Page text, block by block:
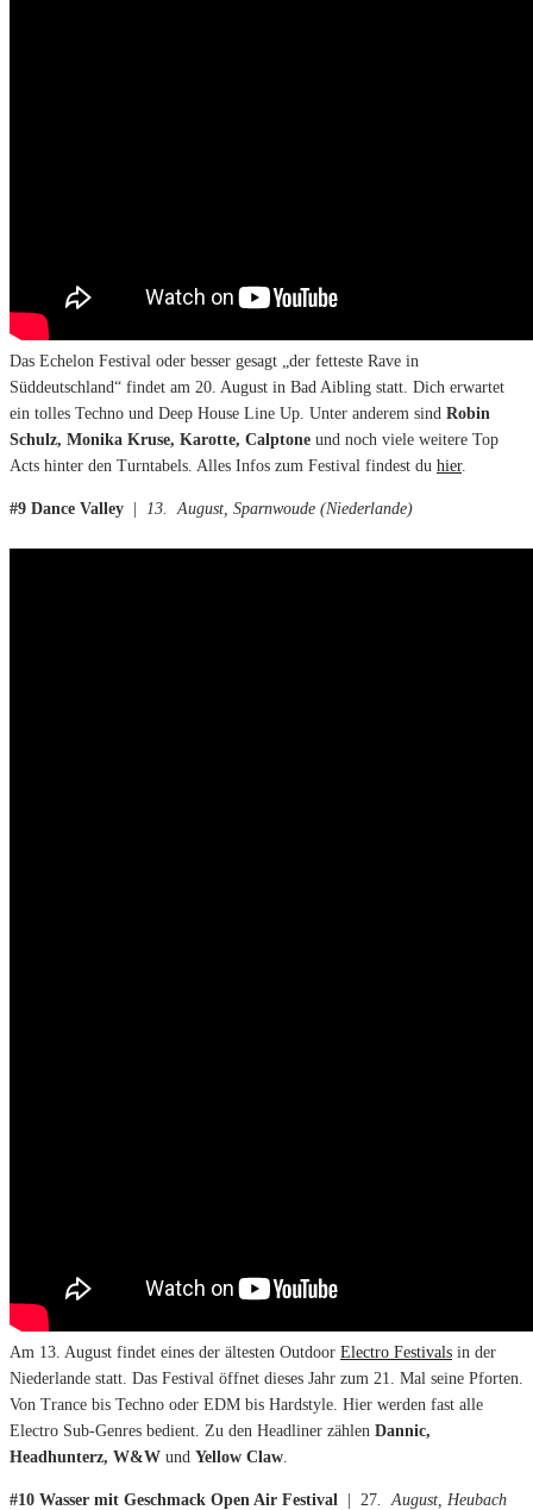
Das Echelon Festival oder besser gesagt „der fetteste Rave in
Süddeutschland“ findet am 20. August in Bad Aibling statt. Dich erwartet
ein tolles Techno und Deep House Line Up. Unter anderem sind Robin
Schulz, Monika Kruse, Karotte, Calptone und noch viele weitere Top
Acts hinter den Turntabels. Alles Infos zum Festival findest du hier.
#9 Dance Valley 13. August, Sparnwoude (Niederlande)
Am 13. August findet eines der ältesten Outdoor Electro Festivals in der
Niederlande statt. Das Festival öffnet dieses Jahr zum 21. Mal seine Pforten.
Von Trance bis Techno oder EDM bis Hardstyle. Hier werden fast alle
Electro Sub-Genres bedient. Zu den Headliner zählen Dannic,
Headhunterz, W&W und Yellow Claw.
#10 Wasser mit Geschmack Open Air Festival | 27. August, Heubach